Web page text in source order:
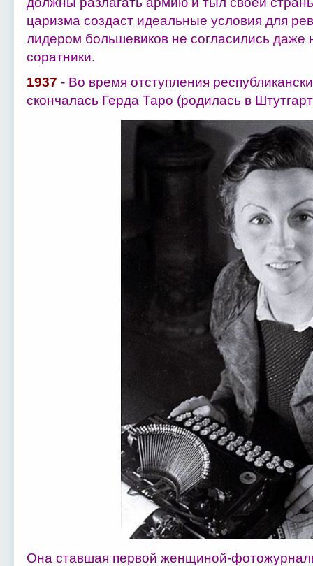
царизма создаст идеальные условия для
лидером большевиков не согласились
соратники.
1937 - Во время отступления
скончалась Герда Таро (родилась в
Она ставшая первой женщиной-